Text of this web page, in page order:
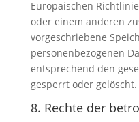
Europäischen
oder einem anderen
vorgeschriebene
personenbezogenen
entsprechend den
gesperrt oder gelöscht.
8. Rechte der